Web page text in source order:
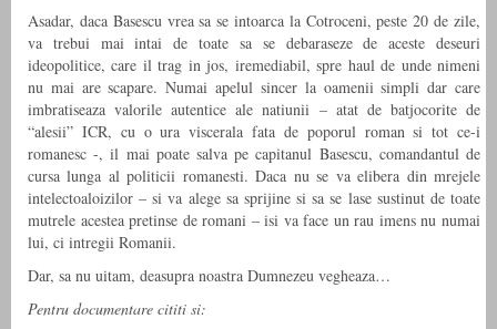
Asadar, daca Basescu vrea sa se intoarca la Cotroceni, peste 20 de zile,
va trebui mai intai de toate sa se debaraseze de aceste deseuri
ideopolitice, care il trag in jos, iremediabil, spre haul de unde nimeni
nu mai are scapare. Numai apelul sincer la oamenii simpli dar care
imbratiseaza valorile autentice ale natiunii – atat de batjocorite de
“alesii” ICR, cu o ura viscerala fata de poporul roman si tot ce-i
romanesc -, il mai poate salva pe capitanul Basescu, comandantul de
cursa lunga al politicii romanesti. Daca nu se va elibera din mrejele
intelectoaloizilor – si va alege sa sprijine si sa se lase sustinut de toate
mutrele acestea pretinse de romani – isi va face un rau imens nu numai
lui, ci intregii Romanii.
Dar, sa nu uitam, deasupra noastra Dumnezeu vegheaza…
Pentru documentare cititi si: